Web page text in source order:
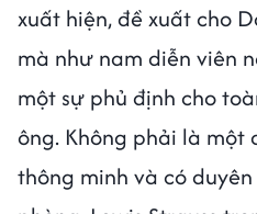
xuất hiện, đề xuất cho
mà như nam diễn viên
một sự phủ định cho
ông. Không phải là một
thông minh và có